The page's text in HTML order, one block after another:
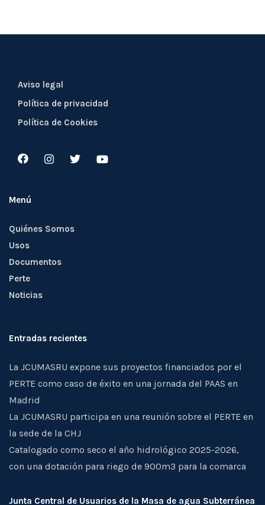
Aviso legal
Política de privacidad
Política de Cookies
Menú
Quiénes Somos
Usos
Documentos
Perte
Noticias
Entradas recientes
La JCUMASRU expone sus proyectos financiados por el
PERTE como caso de éxito en una jornada del PAAS en
Madrid
La JCUMASRU participa en una reunión sobre el PERTE en
la sede de la CHJ
Catalogado como seco el año hidrológico 2025-2026,
con una dotación para riego de 900m3 para la comarca
Junta Central de Usuarios de la Masa de agua Subterránea